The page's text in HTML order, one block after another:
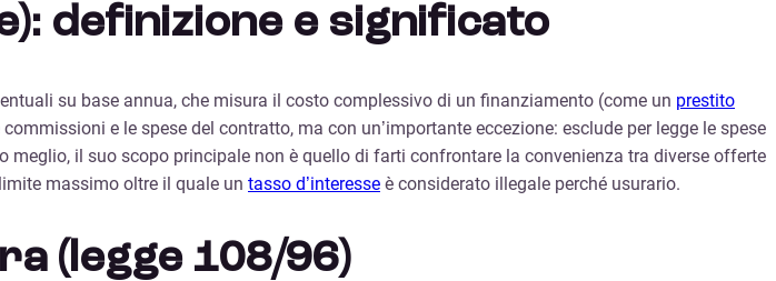
definizione e significato
su base annua, che misura il costo complessivo di un finanziamento (come un prestito
e le spese del contratto, ma con un’importante eccezione: esclude per legge le spese
il suo scopo principale non è quello di farti confrontare la convenienza tra diverse offerte
massimo oltre il quale un tasso d’interesse è considerato illegale perché usurario.
(legge 108/96)